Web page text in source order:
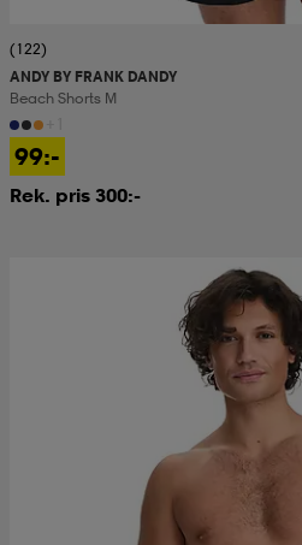
(122)
ANDY BY FRANK DANDY
Beach Shorts M
99:-
Rek. pris 300:-